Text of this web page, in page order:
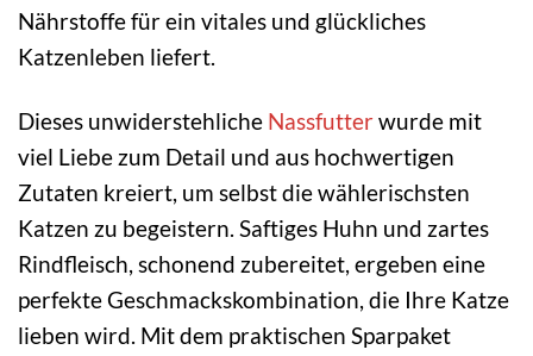
Nährstoffe für ein vitales und glückliches
Katzenleben liefert.
Dieses unwiderstehliche Nassfutterwurde mit
viel Liebe zum Detail und aus hochwertigen
Zutaten kreiert, um selbst die wählerischsten
Katzen zu begeistern. Saftiges Huhn und zartes
Rindfleisch, schonend zubereitet, ergeben eine
perfekte Geschmackskombination, die Ihre Katze
lieben wird. Mit dem praktischen Sparpaket